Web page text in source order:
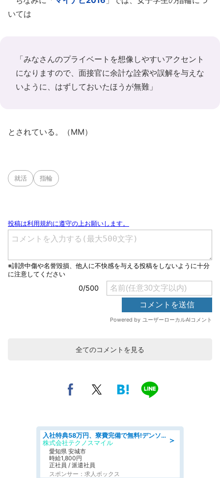
いては
「みなさんのプライベートを想像しやすいアクセント
になりますので、面接官に余計な詮索や誤解を与えな
いように、はずしておいたほうが無難」
とされている。（MM）
就活 指輪
全てのコメントを見る
＞
入社特典58万円、寮費完備で無料!デンソーで働こう!自動車工場で小型部品の検査業務 denso aichi
株式会社テクノスマイル
愛知県 安城市
時給1,800円
正社員 / 派遣社員
スポンサー：求人ボックス